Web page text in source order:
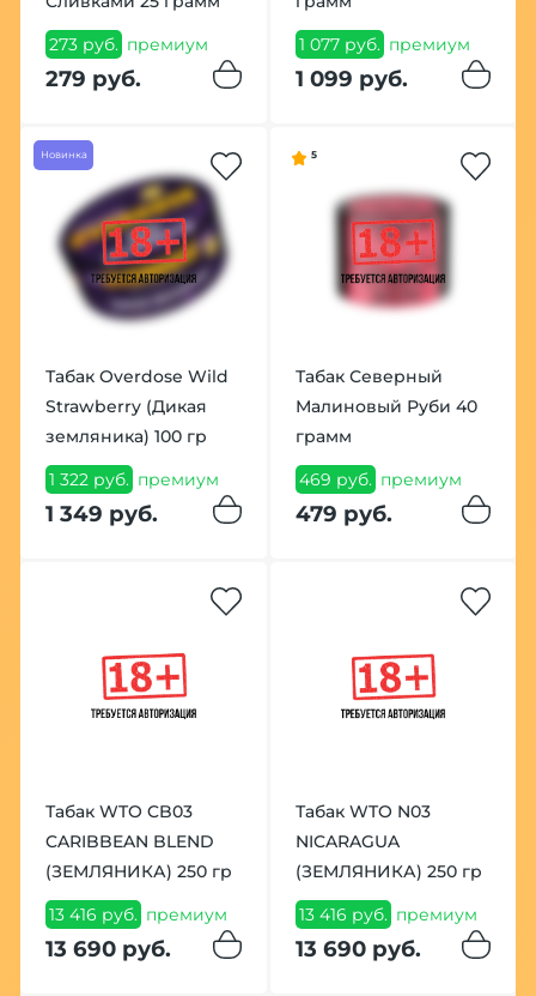
273 руб. премиум
279 руб.
1 077 руб. премиум
1 099 руб.
Новинка
Табак Overdose Wild
Strawberry (Дикая
земляника) 100 гр
1 322 руб. премиум
1 349 руб.
5
Табак Северный
Малиновый Руби 40
грамм
469 руб. премиум
479 руб.
Табак WTO CB03
CARIBBEAN BLEND
(ЗЕМЛЯНИКА) 250 гр
13 416 руб. премиум
13 690 руб.
Табак WTO N03
NICARAGUA
(ЗЕМЛЯНИКА) 250 гр
13 416 руб. премиум
13 690 руб.